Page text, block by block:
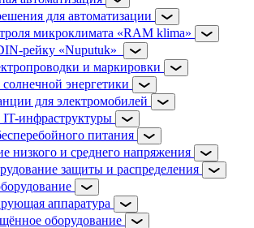
для автоматизации
микроклимата «RAM klima»
рейку «Nuputuk»
и маркировки
энергетики
для электромобилей
инфраструктуры
питания
низкого и среднего напряжения
защиты и распределения
аппаратура
оборудование